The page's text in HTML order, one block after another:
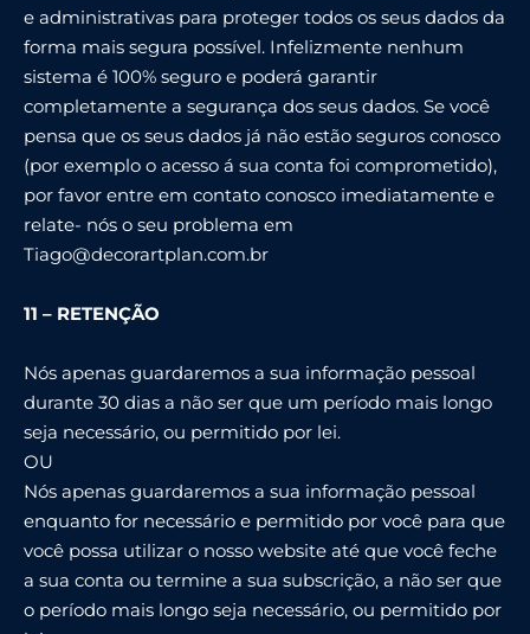
e administrativas para proteger todos os seus dados da
forma mais segura possível. Infelizmente nenhum
sistema é 100% seguro e poderá garantir
completamente a segurança dos seus dados. Se você
pensa que os seus dados já não estão seguros conosco
(por exemplo o acesso á sua conta foi comprometido),
por favor entre em contato conosco imediatamente e
relate- nós o seu problema em
Tiago@decorartplan.com.br
11 – RETENÇÃO
Nós apenas guardaremos a sua informação pessoal
durante 30 dias a não ser que um período mais longo
seja necessário, ou permitido por lei.
OU
Nós apenas guardaremos a sua informação pessoal
enquanto for necessário e permitido por você para que
você possa utilizar o nosso website até que você feche
a sua conta ou termine a sua subscrição, a não ser que
o período mais longo seja necessário, ou permitido por